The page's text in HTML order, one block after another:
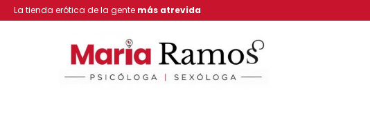
La tienda erótica de la gente más atrevida